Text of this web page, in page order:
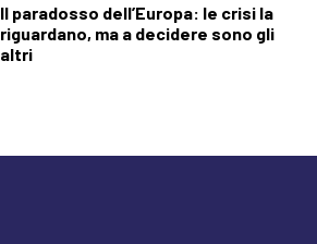
Il paradosso dell’Europa: le crisi la
riguardano, ma a decidere sono gli
altri